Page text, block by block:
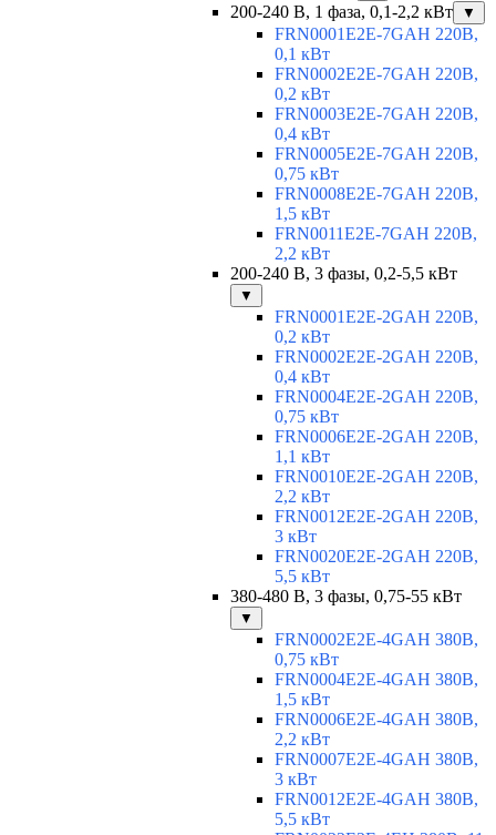
200-240 В, 1 фаза, 0,1-2,2 кВт ▼
FRN0001E2E-7GAH 220В,
0,1 кВт
FRN0002E2E-7GAH 220В,
0,2 кВт
FRN0003E2E-7GAH 220В,
0,4 кВт
FRN0005E2E-7GAH 220В,
0,75 кВт
FRN0008E2E-7GAH 220В,
1,5 кВт
FRN0011E2E-7GAH 220В,
2,2 кВт
200-240 В, 3 фазы, 0,2-5,5 кВт
▼
FRN0001E2E-2GAH 220В,
0,2 кВт
FRN0002E2E-2GAH 220В,
0,4 кВт
FRN0004E2E-2GAH 220В,
0,75 кВт
FRN0006E2E-2GAH 220В,
1,1 кВт
FRN0010E2E-2GAH 220В,
2,2 кВт
FRN0012E2E-2GAH 220В,
3 кВт
FRN0020E2E-2GAH 220В,
5,5 кВт
380-480 В, 3 фазы, 0,75-55 кВт
▼
FRN0002E2E-4GAH 380В,
0,75 кВт
FRN0004E2E-4GAH 380В,
1,5 кВт
FRN0006E2E-4GAH 380В,
2,2 кВт
FRN0007E2E-4GAH 380В,
3 кВт
FRN0012E2E-4GAH 380В,
5,5 кВт